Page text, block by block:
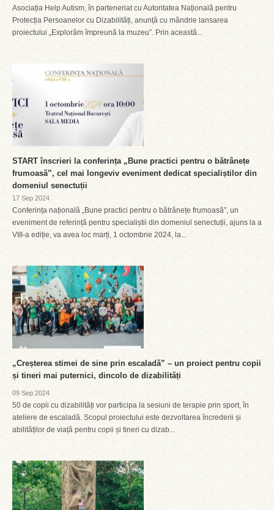
Asociația Help Autism, în parteneriat cu Autoritatea Națională pentru
Protecția Persoanelor cu Dizabilități, anunță cu mândrie lansarea
proiectului „Explorăm împreună la muzeu”. Prin această...
START înscrieri la conferința „Bune practici pentru o bătrânețe
frumoasă”, cel mai longeviv eveniment dedicat specialiștilor din
domeniul senectuții
17 Sep 2024
Conferința națională „Bune practici pentru o bătrânețe frumoasă”, un
eveniment de referință pentru specialiștii din domeniul senectuții, ajuns la a
VIII-a ediție, va avea loc marți, 1 octombrie 2024, la...
„Creșterea stimei de sine prin escaladă” – un proiect pentru copii
și tineri mai puternici, dincolo de dizabilități
09 Sep 2024
50 de copii cu dizabilități vor participa la sesiuni de terapie prin sport, în
ateliere de escaladă. Scopul proiectului este dezvoltarea încrederii și
abilităților de viață pentru copii și tineri cu dizab...